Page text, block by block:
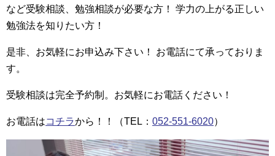
など受験相談、勉強相談が必要な方！ 学力の上がる正しい
勉強法を知りたい方！
是非、お気軽にお申込み下さい！ お電話にて承っておりま
す。
受験相談は完全予約制。お気軽にお電話ください！
お電話はコチラから！！（TEL： 052-551-6020）